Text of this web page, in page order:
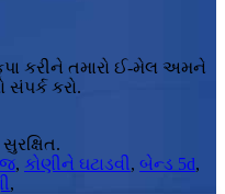
કરીને તમારો ઈ-મેલ અમને
કરો.
, કોણીને ઘટાડવી, બેન્ડ 5d,
,